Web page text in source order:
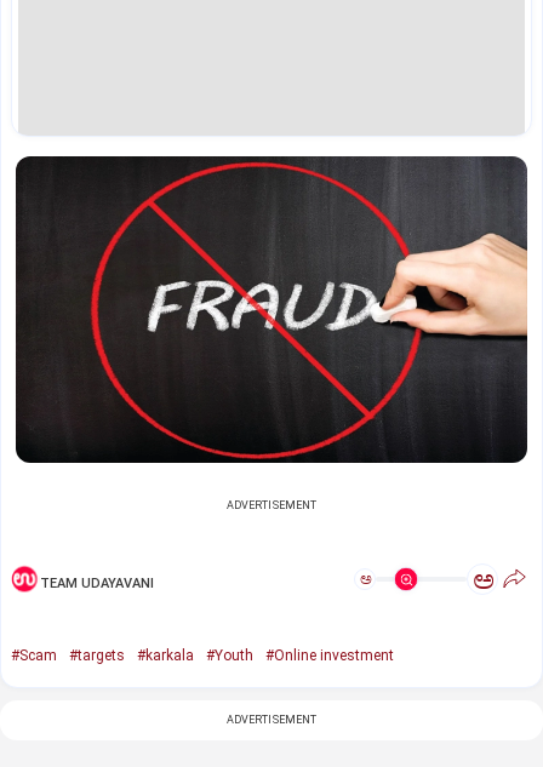
ADVERTISEMENT
TEAM UDAYAVANI ಅ ಅ
#Scam #targets #karkala #Youth #Online investment
ADVERTISEMENT